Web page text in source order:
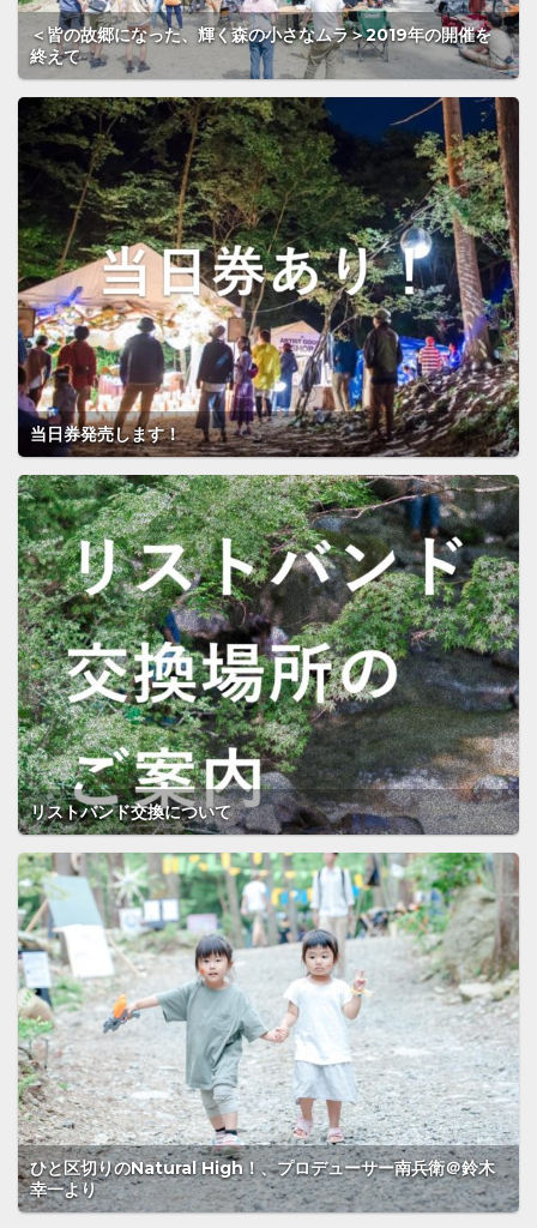
＜皆の故郷になった、輝く森の小さなムラ＞2019年の開催を
終えて
当日券発売します！
リストバンド交換について
ひと区切りのNatural High！、プロデューサー南兵衛＠鈴木
幸一より